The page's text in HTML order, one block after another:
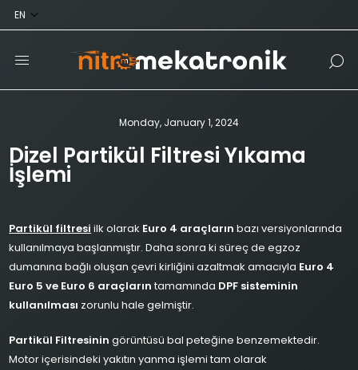
Monday, January 1, 2024
Dizel Partikül Filtresi Yıkama
İşlemi
Partikül filtresi ilk olarak Euro 4 araçların bazı versiyonlarında
kullanılmaya başlanmıştır. Daha sonra ki süreç de egzoz
dumanına bağlı oluşan çevri kirliğini azaltmak amacıyla Euro 4
Euro 5 ve Euro 6 araçlarıntamamında DPF sisteminin
kullanılması zorunlu hale gelmiştir.
Partikül Filtresinin görüntüsü bal peteğine benzemektedir.
Motor içerisindeki yakıtın yanma işlemi tam olarak